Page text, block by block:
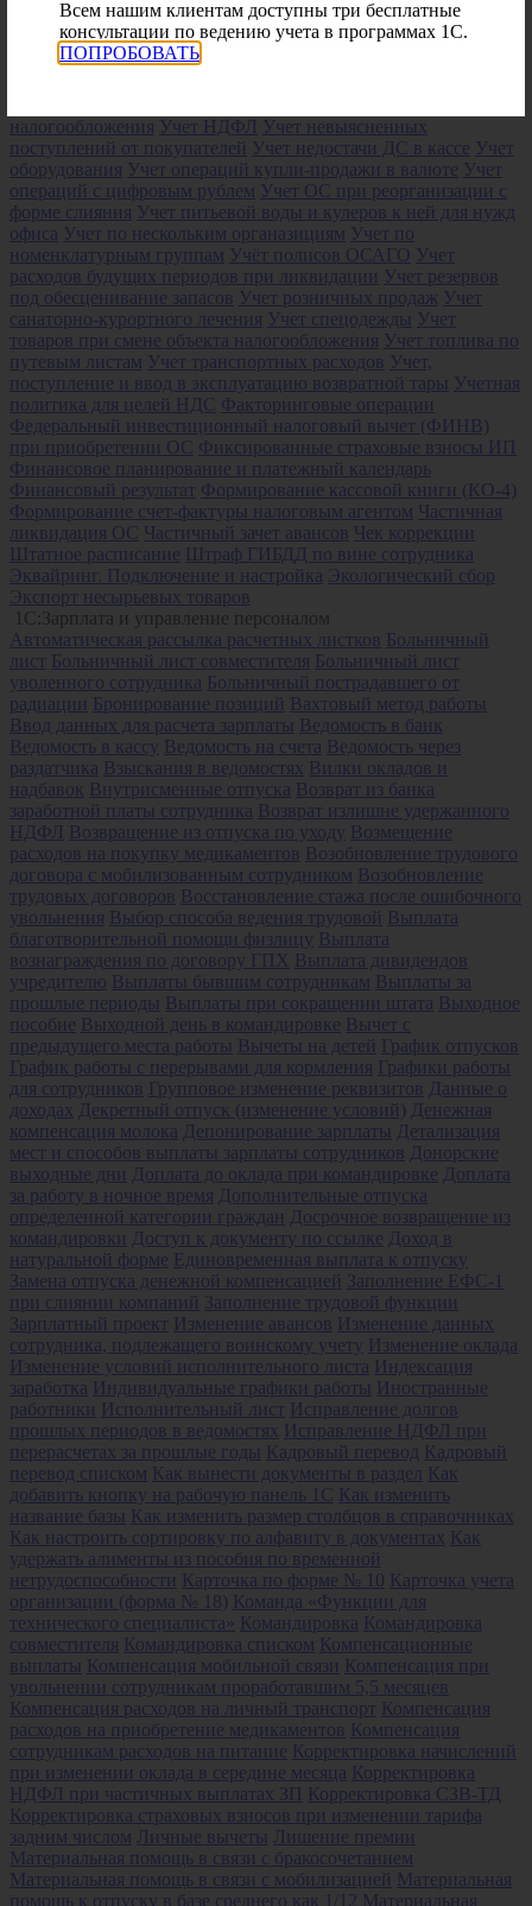
платы, НДФЛ и страховых взносов при смене объекта
налогообложения УСН Учет затрат на ДМС Учет и
корректировка остатков в ЕГАИС
налогообложения Учет НДФЛ Учет невыясненных
поступлений от покупателей Учет недостачи ДС в кассе Учет
оборудования Учет операций купли-продажи в валюте Учет
операций с цифровым рублем Учет ОС при реорганизации с
форме слияния Учет питьевой воды и кулеров к ней для нужд
офиса Учет по нескольким органазициям Учет по
номенклатурным группам Учёт полисов ОСАГО Учет
расходов будущих периодов при ликвидации Учет резервов
под обесценивание запасов Учет розничных продаж Учет
санаторно-курортного лечения Учет спецодежды Учет
товаров при смене объекта налогообложения Учет топлива по
путевым листам Учет транспортных расходов Учет,
поступление и ввод в эксплуатацию возвратной тары Учетная
политика для целей НДС
Факторинговые операции
Федеральный инвестиционный налоговый вычет (ФИНВ)
при приобретении ОС
Фиксированные страховые взносы ИП
Финансовое планирование и платежный календарь
Финансовый результат Формирование кассовой книги (КО-4)
Формирование счет-фактуры налоговым агентом Частичная
ликвидация ОС
Частичный зачет авансов Чек коррекции
Штатное расписание Штраф ГИБДД по вине сотрудника
Эквайринг. Подключение и настройка
Экологический сбор
Экспорт несырьевых товаров
1С:Зарплата и управление персоналом
Автоматическая рассылка расчетных листков Больничный
лист Больничный лист совместителя Больничный лист
уволенного сотрудника Больничный пострадавшего от
радиации Бронирование позиций Вахтовый метод работы
Ввод данных для расчета зарплаты Ведомость в банк
Ведомость в кассу Ведомость на счета Ведомость через
раздатчика Взыскания в ведомостях Вилки окладов и
надбавок Внутрисменные отпуска Возврат из банка
заработной платы сотрудника Возврат излишне удержанного
НДФЛ Возвращение из отпуска по уходу Возмещение
расходов на покупку медикаментов Возобновление трудового
договора с мобилизованным сотрудником Возобновление
трудовых договоров Восстановление стажа после ошибочного
увольнения Выбор способа ведения трудовой Выплата
благотворительной помощи физлицу Выплата
вознаграждения по договору ГПХ Выплата дивидендов
учредителю Выплаты бывшим сотрудникам Выплаты за
прошлые периоды Выплаты при сокращении штата Выходное
пособие Выходной день в командировке Вычет с
предыдущего места работы Вычеты на детей График отпусков
График работы с перерывами для кормления Графики работы
для сотрудников Групповое изменение реквизитов
Данные о
доходах
Декретный отпуск (изменение условий)
Денежная
компенсация молока
Депонирование зарплаты
Детализация
мест и способов выплаты зарплаты сотрудников
Донорские
выходные дни
Доплата до оклада при командировке
Доплата
за работу в ночное время
Дополнительные отпуска
определенной категории граждан
Досрочное возвращение из
командировки
Доступ к документу по ссылке
Доход в
натуральной форме Единовременная выплата к отпуску
Замена отпуска денежной компенсацией
Заполнение ЕФС-1
при слиянии компаний
Заполнение трудовой функции
Зарплатный проект Изменение авансов Изменение данных
сотрудника, подлежащего воинскому учету Изменение оклада
Изменение условий исполнительного листа Индексация
заработка Индивидуальные графики работы Иностранные
работники Исполнительный лист Исправление долгов
прошлых периодов в ведомостях Исправление НДФЛ при
перерасчетах за прошлые годы Кадровый перевод
Кадровый
перевод списком Как вынести документы в раздел
Как
добавить кнопку на рабочую панель 1С
Как изменить
название базы Как изменить размер столбцов в справочниках
Как настроить сортировку по алфавиту в документах Как
удержать алименты из пособия по временной
нетрудоспособности Карточка по форме № 10 Карточка учета
организации (форма № 18) Команда «Функции для
технического специалиста» Командировка Командировка
совместителя Командировка списком Компенсационные
выплаты Компенсация мобильной связи Компенсация при
увольнении сотрудникам проработавшим 5,5 месяцев
Компенсация расходов на личный транспорт Компенсация
расходов на приобретение медикаментов Компенсация
сотрудникам расходов на питание Корректировка начислений
при изменении оклада в середине месяца Корректировка
НДФЛ при частичных выплатах ЗП Корректировка СЗВ-ТД
Корректировка страховых взносов при изменении тарифа
задним числом
Личные вычеты
Лишение премии
Материальная помощь в связи с бракосочетанием
Материальная помощь в связи с мобилизацией Материальная
помощь к отпуску в базе среднего как 1/12 Материальная
Всем нашим клиентам доступны три бесплатные
консультации по ведению учета в программах 1С.
ПОПРОБОВАТЬ